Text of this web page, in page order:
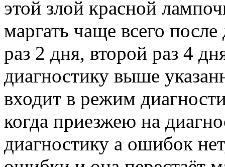
этой злой красной
маргать чаще всего
раз 2 дня, второй раз 4
диагностику выше
входит в режим
когда приезжею на
диагностику а ошибок